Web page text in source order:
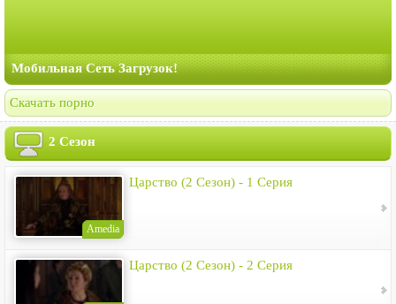
Мобильная Сеть Загрузок!
Скачать порно
2 Сезон
Amedia
Царство (2 Сезон) - 1 Серия
Царство (2 Сезон) - 2 Серия